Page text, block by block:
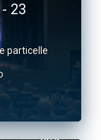
23
particelle